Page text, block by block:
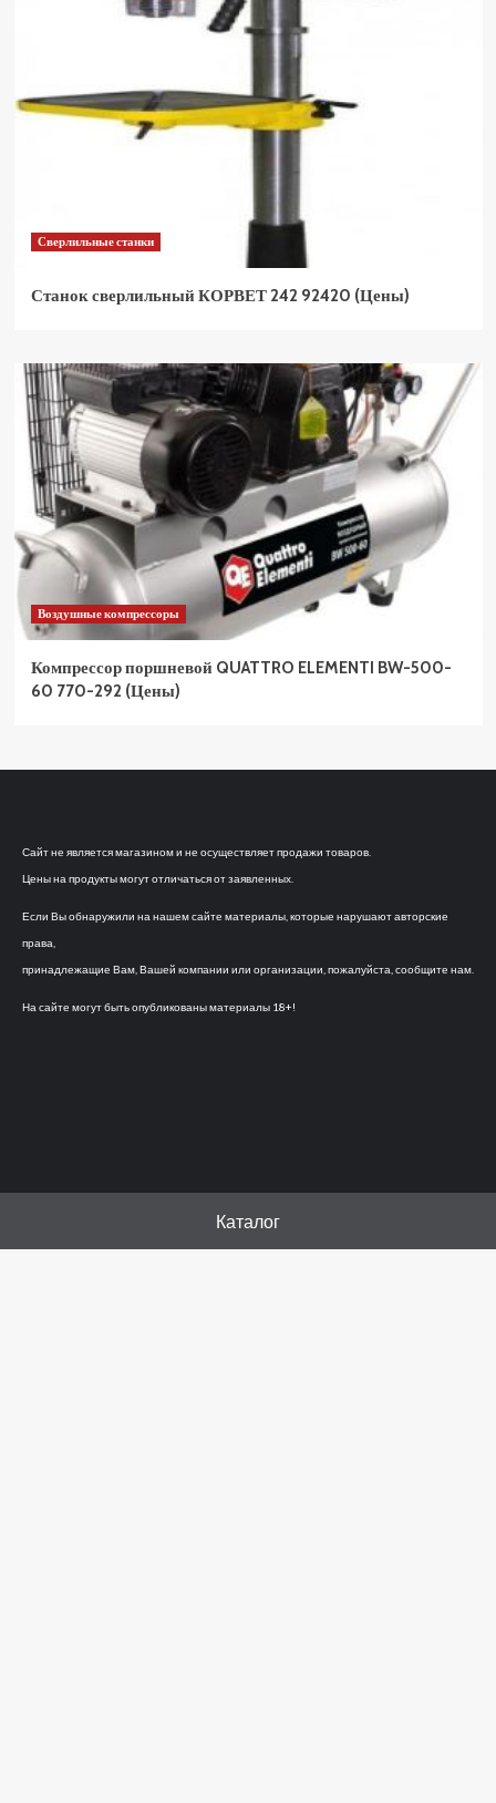
Сверлильные станки
Станок сверлильный КОРВЕТ 242 92420 (Цены)
Воздушные компрессоры
Компрессор поршневой QUATTRO ELEMENTI BW-500-
60 770-292 (Цены)
Сайт не является магазином и не осуществляет продажи товаров.
Цены на продукты могут отличаться от заявленных.
Если Вы обнаружили на нашем сайте материалы, которые нарушают авторские
права,
принадлежащие Вам, Вашей компании или организации, пожалуйста, сообщите нам.
На сайте могут быть опубликованы материалы 18+!
Каталог